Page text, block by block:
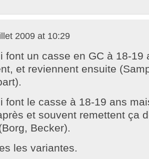
2009 at 10:29
font un casse en GC à 18-19
et reviennent ensuite
font le casse à 18-19 ans
et souvent remettent ça
Becker).
les variantes.